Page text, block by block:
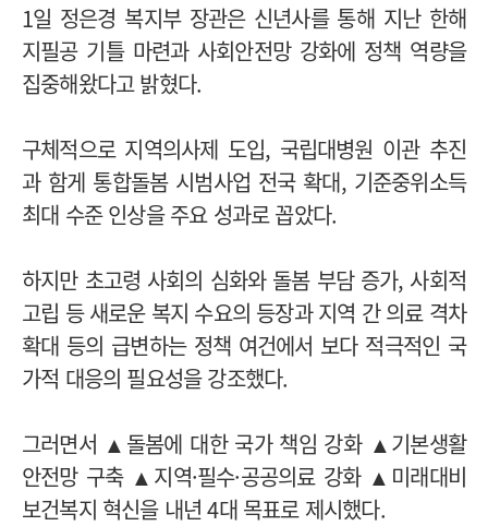
1일 정은경 복지부 장관은 신년사를 통해 지난 한해
지필공 기틀 마련과 사회안전망 강화에 정책 역량을
집중해왔다고 밝혔다.
구체적으로 지역의사제 도입, 국립대병원 이관 추진
과 함게 통합돌봄 시범사업 전국 확대, 기준중위소득
최대 수준 인상을 주요 성과로 꼽았다.
하지만 초고령 사회의 심화와 돌봄 부담 증가, 사회적
고립 등 새로운 복지 수요의 등장과 지역 간 의료 격차
확대 등의 급변하는 정책 여건에서 보다 적극적인 국
가적 대응의 필요성을 강조했다.
그러면서 ▲돌봄에 대한 국가 책임 강화 ▲기본생활
안전망 구축 ▲지역·필수·공공의료 강화 ▲미래대비
보건복지 혁신을 내년 4대 목표로 제시했다.